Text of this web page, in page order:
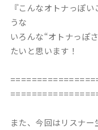
『こんなオトナっぽ
うな
いろんな“オトナっぽ
たいと思います！
また、今回はリスナ